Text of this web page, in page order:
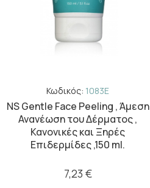
Κωδικός: 1083E
NS Gentle Face Peeling , Άμεση
Ανανέωση του Δέρματος ,
Κανονικές και Ξηρές
Επιδερμίδες ,150 ml.
7,23 €